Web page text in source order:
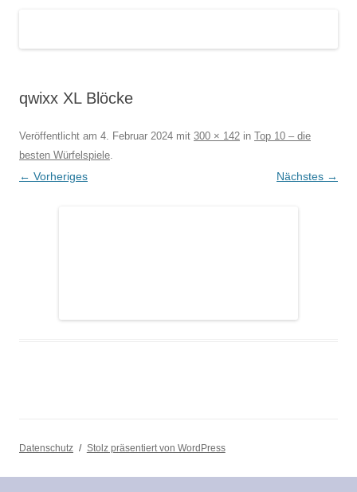
qwixx XL Blöcke
Veröffentlicht am 4. Februar 2024 mit 300 × 142 in Top 10 – die
besten Würfelspiele.
← Vorheriges Nächstes →
Datenschutz Stolz präsentiert von WordPress